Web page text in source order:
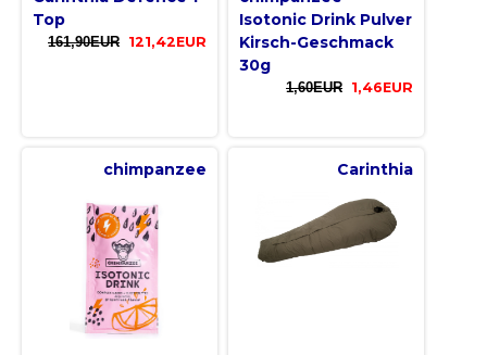
Top
161,90EUR 121,42EUR
Isotonic Drink Pulver
Kirsch-Geschmack
30g
1,60EUR 1,46EUR
chimpanzee Carinthia